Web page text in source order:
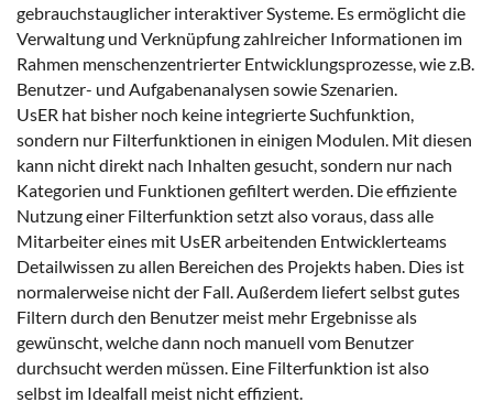
gebrauchstauglicher interaktiver Systeme. Es ermöglicht die
Verwaltung und Verknüpfung zahlreicher Informationen im
Rahmen menschenzentrierter Entwicklungsprozesse, wie z.B.
Benutzer- und Aufgabenanalysen sowie Szenarien.
UsER hat bisher noch keine integrierte Suchfunktion,
sondern nur Filterfunktionen in einigen Modulen. Mit diesen
kann nicht direkt nach Inhalten gesucht, sondern nur nach
Kategorien und Funktionen gefiltert werden. Die effiziente
Nutzung einer Filterfunktion setzt also voraus, dass alle
Mitarbeiter eines mit UsER arbeitenden Entwicklerteams
Detailwissen zu allen Bereichen des Projekts haben. Dies ist
normalerweise nicht der Fall. Außerdem liefert selbst gutes
Filtern durch den Benutzer meist mehr Ergebnisse als
gewünscht, welche dann noch manuell vom Benutzer
durchsucht werden müssen. Eine Filterfunktion ist also
selbst im Idealfall meist nicht effizient.